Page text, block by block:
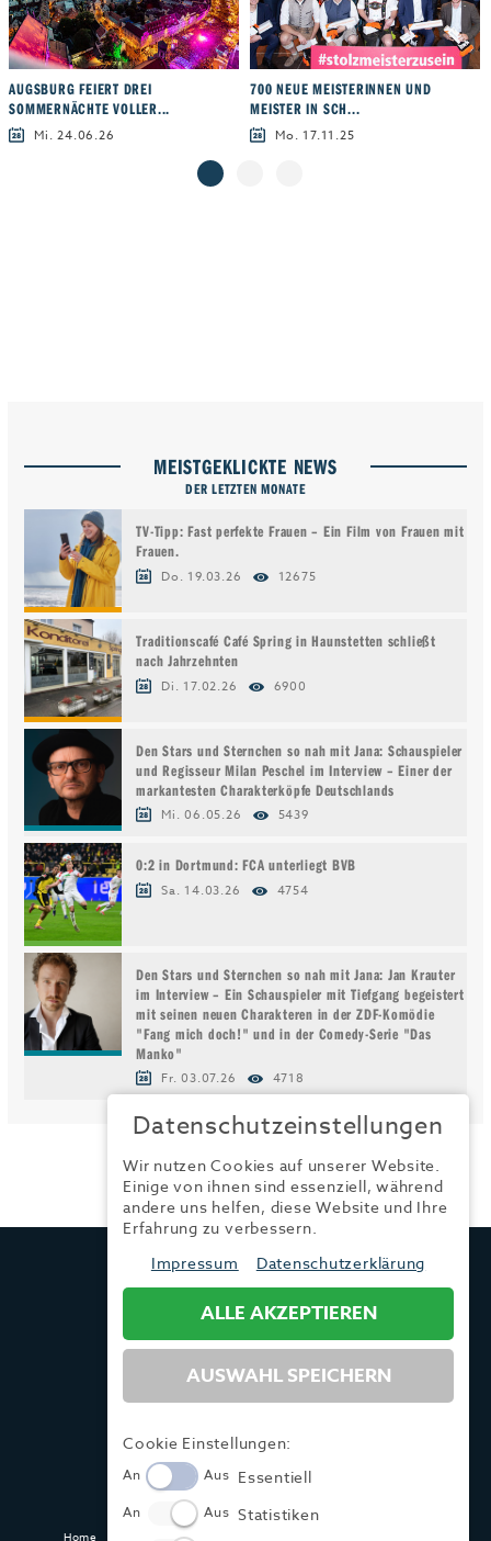
AUGSBURG FEIERT DREI
SOMMERNÄCHTE VOLLER...
Mi. 24.06.26
700 NEUE MEISTERINNEN UND
MEISTER IN SCH...
Mo. 17.11.25
MEISTGEKLICKTE NEWS
DER LETZTEN MONATE
TV-Tipp: Fast perfekte Frauen – Ein Film von Frauen mit
Frauen.
Do. 19.03.26 12675
Traditionscafé Café Spring in Haunstetten schließt
nach Jahrzehnten
Di. 17.02.26 6900
Den Stars und Sternchen so nah mit Jana: Schauspieler
und Regisseur Milan Peschel im Interview – Einer der
markantesten Charakterköpfe Deutschlands
Mi. 06.05.26 5439
0:2 in Dortmund: FCA unterliegt BVB
Sa. 14.03.26 4754
Den Stars und Sternchen so nah mit Jana: Jan Krauter
im Interview – Ein Schauspieler mit Tiefgang begeistert
mit seinen neuen Charakteren in der ZDF-Komödie
"Fang mich doch!" und in der Comedy-Serie "Das
Manko"
Fr. 03.07.26 4718
TRENDYONE
Fax:
+49 (0) 821 / 99 82 34 41
Home Impressum
Datenschutzeinstellungen
Wir nutzen Cookies auf unserer Website.
Einige von ihnen sind essenziell, während
andere uns helfen, diese Website und Ihre
Erfahrung zu verbessern.
Impressum
Datenschutzerklärung
ALLE AKZEPTIEREN
AUSWAHL SPEICHERN
Cookie Einstellungen:
An Aus Essentiell
An Aus Statistiken